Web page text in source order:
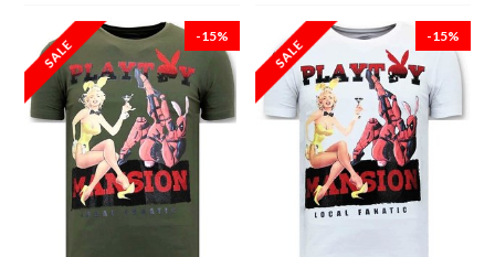
-15% -15%